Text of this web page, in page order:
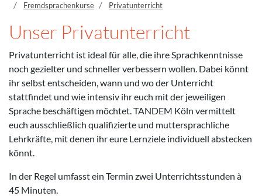
Fremdsprachenkurse
Privatunterricht
Unser Privatunterricht
Privatunterricht ist ideal für alle, die ihre Sprachkenntnisse
noch gezielter und schneller verbessern wollen. Dabei könnt
ihr selbst entscheiden, wann und wo der Unterricht
stattfindet und wie intensiv ihr euch mit der jeweiligen
Sprache beschäftigen möchtet. TANDEM Köln vermittelt
euch ausschließlich qualifizierte und muttersprachliche
Lehrkräfte, mit denen ihr eure Lernziele individuell abstecken
könnt.
In der Regel umfasst ein Termin zwei Unterrichtsstunden à
45 Minuten.